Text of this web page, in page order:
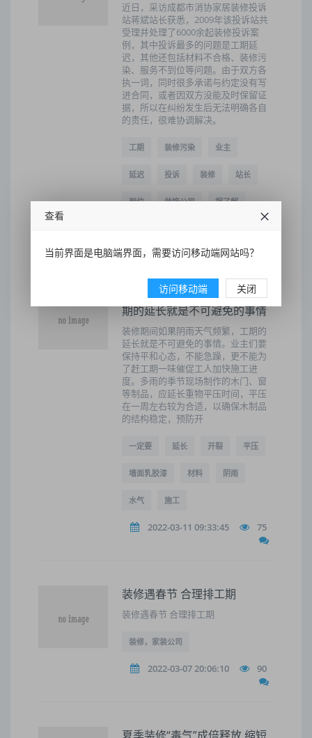
近日，采访成都市消协家居装修投诉
站蒋斌站长获悉，2009年该投诉站共
受理并处理了6000余起装修投诉案
例，其中投诉最多的问题是工期延
迟，其他还包括材料不合格、装修污
染、服务不到位等问题。由于双方各
执一词，同时很多承诺与约定没有写
进合同，或者因双方没能及时保留证
据，所以在纠纷发生后无法明确各自
的责任，很难协调解决。
工期 装修污染 业主
延迟 投诉 装修 站长
到位 装饰公司 据了解
装修期间如果阴雨天气频繁,工
期的延长就是不可避免的事情
装修期间如果阴雨天气频繁，工期的
延长就是不可避免的事情。业主们要
保持平和心态，不能急躁，更不能为
了赶工期一味催促工人加快施工进
度。多雨的季节现场制作的木门、窗
等制品，应延长重物平压时间，平压
在一周左右较为合适，以确保木制品
的结构稳定，预防开
一定要 延长 开裂 平压
墙面乳胶漆 材料 阴雨
水气 施工
2022-03-11 09:33:45 75
装修遇春节 合理排工期
装修遇春节 合理排工期
装修，家装公司
2022-03-07 20:06:10 90
查看
当前界面是电脑端界面，需要访问移动端网站吗？
访问移动端 关闭